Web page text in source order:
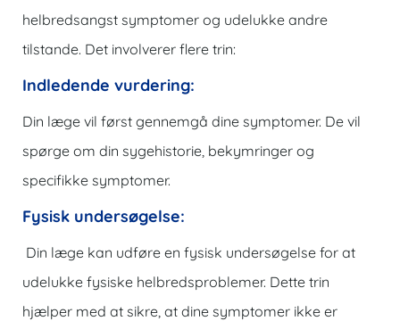
helbredsangst symptomer og udelukke andre
tilstande. Det involverer flere trin:
Indledende vurdering:
Din læge vil først gennemgå dine symptomer. De vil
spørge om din sygehistorie, bekymringer og
specifikke symptomer.
Fysisk undersøgelse:
Din læge kan udføre en fysisk undersøgelse for at
udelukke fysiske helbredsproblemer. Dette trin
hjælper med at sikre, at dine symptomer ikke er